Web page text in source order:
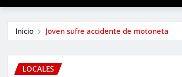
Inicio Joven sufre accidente de motoneta
LOCALES